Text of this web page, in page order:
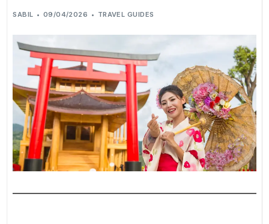
SABIL 09/04/2026 TRAVEL GUIDES